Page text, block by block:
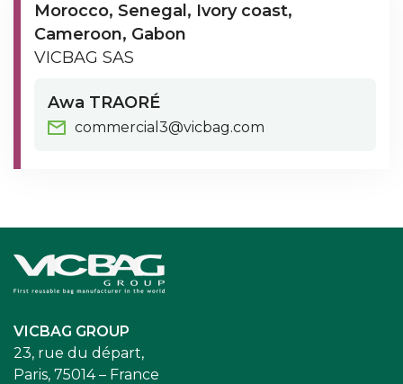
Morocco Senegal
Ivory coast
Cameroon Gabon
VICBAG SAS
Awa TRAORÉ
commercial3@vicbag.com
Accueil
VICBAG GROUP
23, rue du départ,
Paris, 75014 – France